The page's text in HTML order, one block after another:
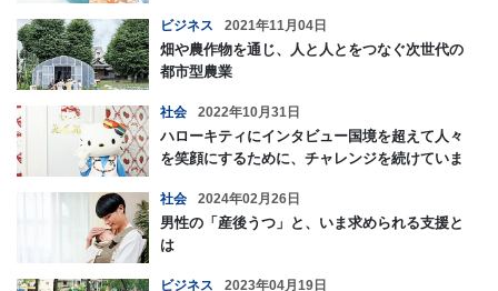
ビジネス 2021年11月04日
畑や農作物を通じ、人と人とをつなぐ次世代の
都市型農業
社会 2022年10月31日
ハローキティにインタビュー国境を超えて人々
を笑顔にするために、チャレンジを続けていま
社会 2024年02月26日
男性の「産後うつ」と、いま求められる支援と
は
ビジネス 2023年04月19日